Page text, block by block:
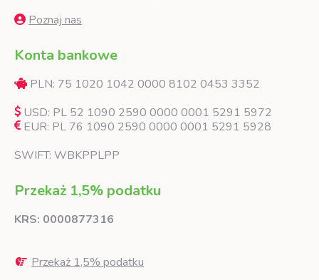
Poznaj nas
Konta bankowe
PLN: 75 1020 1042 0000 8102 0453 3352
USD: PL 52 1090 2590 0000 0001 5291 5972
EUR: PL 76 1090 2590 0000 0001 5291 5928
SWIFT: WBKPPLPP
Przekaż 1,5% podatku
KRS: 0000877316
Przekaż 1,5% podatku